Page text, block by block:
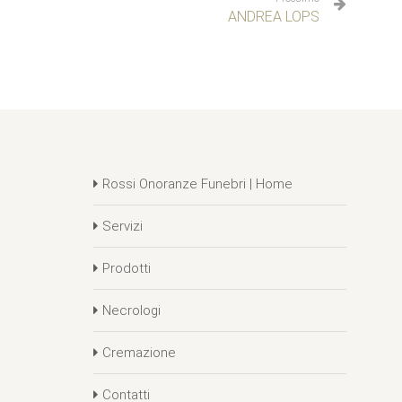
ANDREA LOPS
Rossi Onoranze Funebri | Home
Servizi
Prodotti
Necrologi
Cremazione
Contatti